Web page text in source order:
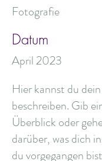
Fotografie
Datum
April 2023
Hier kannst du
beschreiben. Gib
Überblick oder
darüber, was dich
du vorgegangen